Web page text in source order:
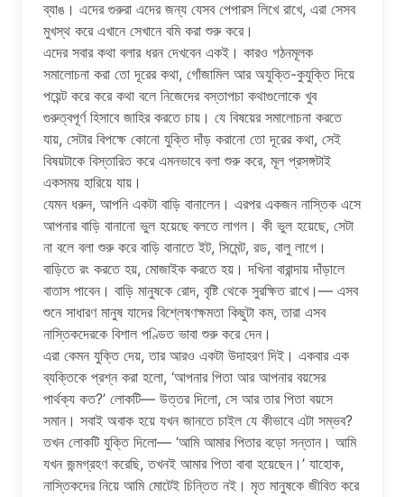
ব্যাঙ। এদের গুরুরা এদের জন্য যেসব পেপারস লিখে রাখে, এরা সেসব
মুখস্থ করে এখানে সেখানে বমি করা শুরু করে।
এদের সবার কথা বলার ধরন দেখবেন একই। কারও গঠনমূলক
সমালোচনা করা তো দূরের কথা, গোঁজামিল আর অযুক্তি-কুযুক্তি দিয়ে
পয়েন্ট করে করে কথা বলে নিজেদের বস্তাপচা কথাগুলোকে খুব
গুরুত্বপূর্ণ হিসাবে জাহির করতে চায়। যে বিষয়ের সমালোচনা করতে
যায়, সেটার বিপক্ষে কোনো যুক্তি দাঁড় করানো তো দূরের কথা, সেই
বিষয়টাকে বিস্তারিত করে এমনভাবে বলা শুরু করে, মূল প্রসঙ্গটাই
একসময় হারিয়ে যায়।
যেমন ধরুন, আপনি একটা বাড়ি বানালেন। এরপর একজন নাস্তিক এসে
আপনার বাড়ি বানানো ভুল হয়েছে বলতে লাগল। কী ভুল হয়েছে, সেটা
না বলে বলা শুরু করে বাড়ি বানাতে ইট, সিমেন্ট, রড, বালু লাগে।
বাড়িতে রং করতে হয়, মোজাইক করতে হয়। দখিনা বারান্দায় দাঁড়ালে
বাতাস পাবেন। বাড়ি মানুষকে রোদ, বৃষ্টি থেকে সুরক্ষিত রাখে।— এসব
শুনে সাধারণ মানুষ যাদের বিশ্লেষণক্ষমতা কিছুটা কম, তারা এসব
নাস্তিকদেরকে বিশাল পণ্ডিত ভাবা শুরু করে দেন।
এরা কেমন যুক্তি দেয়, তার আরও একটা উদাহরণ দিই। একবার এক
ব্যক্তিকে প্রশ্ন করা হলো, ‘আপনার পিতা আর আপনার বয়সের
পার্থক্য কত?’ লোকটি— উত্তর দিলো, সে আর তার পিতা বয়সে
সমান। সবাই অবাক হয়ে যখন জানতে চাইল যে কীভাবে এটা সম্ভব?
তখন লোকটি যুক্তি দিলো— ‘আমি আমার পিতার বড়ো সন্তান। আমি
যখন জন্মগ্রহণ করেছি, তখনই আমার পিতা বাবা হয়েছেন।’ যাহোক,
নাস্তিকদের নিয়ে আমি মোটেই চিন্তিত নই। মৃত মানুষকে জীবিত করে